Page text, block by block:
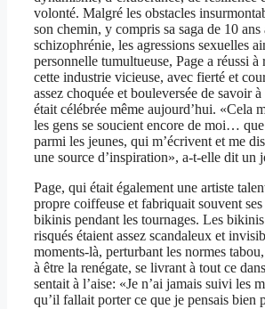
volonté. Malgré les obstacles
son chemin, y compris sa saga de 10 ans
schizophrénie, les agressions sexuelles
personnelle tumultueuse, Page a réussi à
cette industrie vicieuse, avec fierté et
assez choquée et bouleversée de savoir
était célébrée même aujourd’hui. «Cela
les gens se soucient encore de moi…
parmi les jeunes, qui m’écrivent et me
une source d’inspiration», a-t-elle dit un
Page, qui était également une artiste
propre coiffeuse et fabriquait souvent ses
bikinis pendant les tournages. Les
risqués étaient assez scandaleux et
moments-là, perturbant les normes
à être la renégate, se livrant à tout ce
sentait à l’aise: «Je n’ai jamais suivi les
qu’il fallait porter ce que je pensais bien